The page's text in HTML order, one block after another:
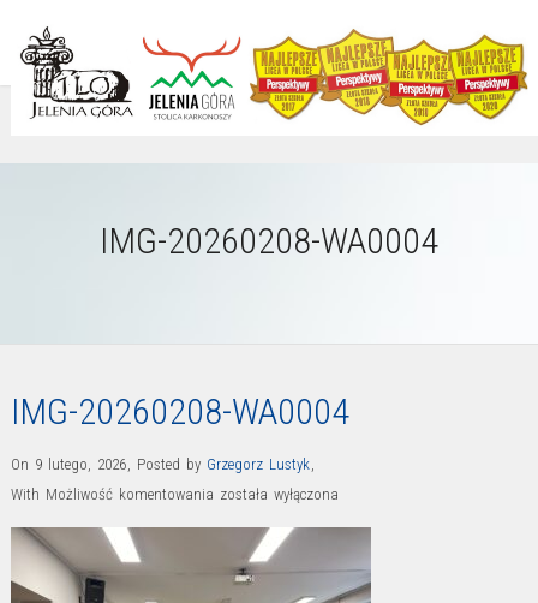
IMG-20260208-WA0004
IMG-20260208-WA0004
On 9 lutego, 2026, Posted by Grzegorz Lustyk,
With Możliwość komentowania IMG-
20260208-
WA0004
została wyłączona